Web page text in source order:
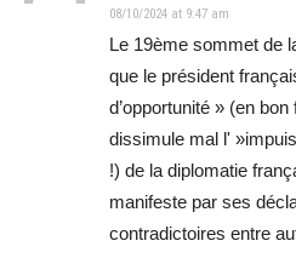
08/10/2024 at 9:47 am
Le 19ème sommet de
que le président
d’opportunité » (en
dissimule mal l'
!) de la diplomatie
manifeste par ses
contradictoires entre